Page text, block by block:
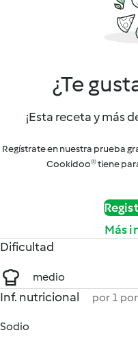
¿Te
¡Esta receta y más
Regístrate en nuestra prueba
Cookidoo® tiene
Más
Dificultad
medio
Inf. nutricional por 1
Sodio